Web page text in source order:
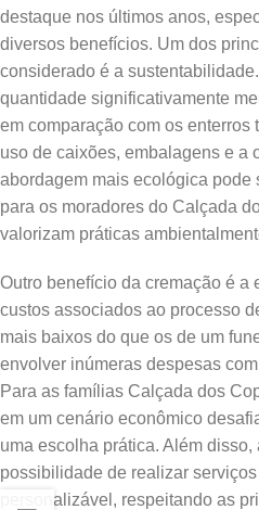
destaque nos últimos anos,
diversos benefícios. Um dos
considerado é a
quantidade significativamente
em comparação com os
uso de caixões, embalagens e a
abordagem mais ecológica pode
para os moradores do Calçada
valorizam práticas
Outro benefício da cremação é a
custos associados ao processo
mais baixos do que os de um
envolver inúmeras despesas
Para as famílias Calçada dos
em um cenário econômico
uma escolha prática. Além disso,
possibilidade de realizar
personalizável, respeitando as